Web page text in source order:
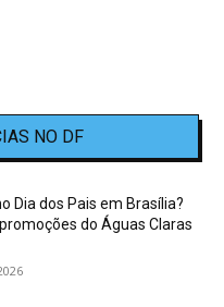
NO DF
Dia dos Pais em Brasília?
do Águas Claras